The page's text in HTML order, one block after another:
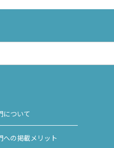
について
への掲載メリット